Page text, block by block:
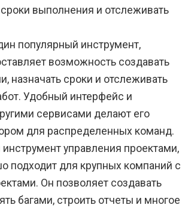
сроки выполнения и отслеживать
популярный инструмент,
возможность создавать
назначать сроки и отслеживать
Удобный интерфейс и
сервисами делают его
для распределенных команд.
управления проектами,
подходит для крупных компаний с
Он позволяет создавать
багами, строить отчеты и многое